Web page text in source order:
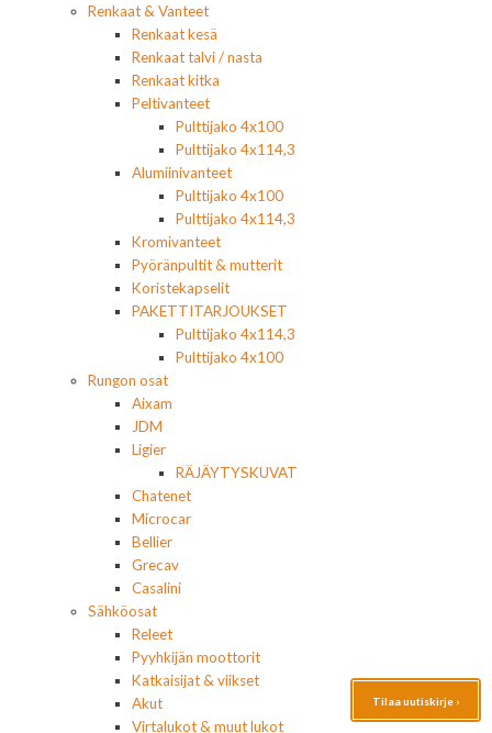
Renkaat & Vanteet
Renkaat kesä
Renkaat talvi / nasta
Renkaat kitka
Peltivanteet
Pulttijako 4x100
Pulttijako 4x114,3
Alumiinivanteet
Pulttijako 4x100
Pulttijako 4x114,3
Kromivanteet
Pyöränpultit & mutterit
Koristekapselit
PAKETTITARJOUKSET
Pulttijako 4x114,3
Pulttijako 4x100
Rungon osat
Aixam
JDM
Ligier
RÄJÄYTYSKUVAT
Chatenet
Microcar
Bellier
Grecav
Casalini
Sähköosat
Releet
Pyyhkijän moottorit
Katkaisijat & viikset
Akut
Virtalukot & muut lukot
Tilaa uutiskirje ›